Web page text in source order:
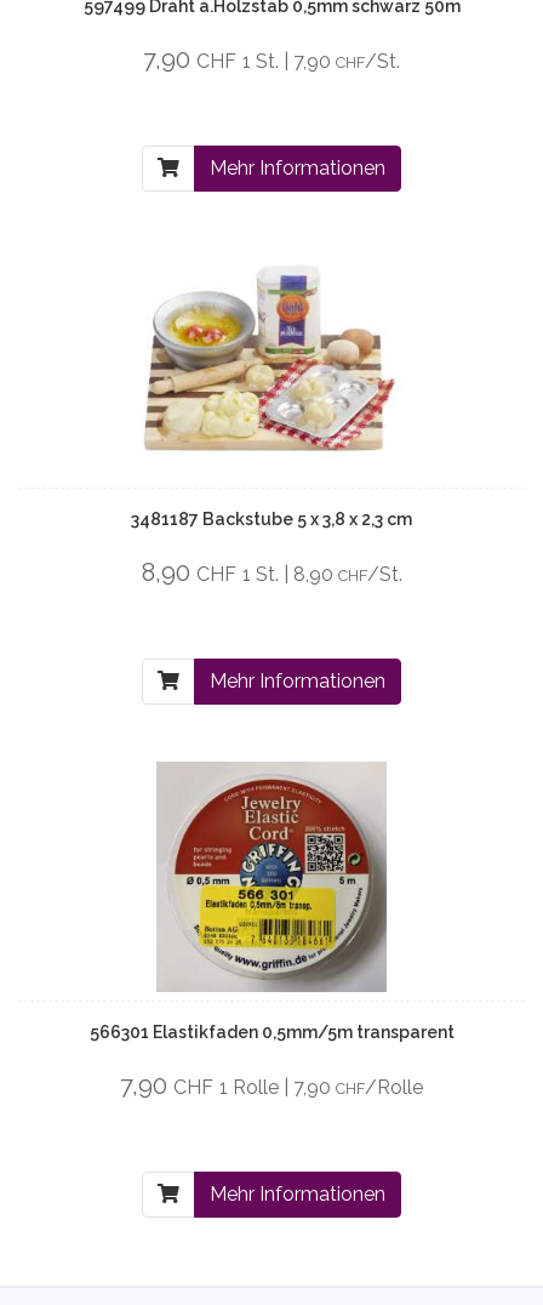
597499 Draht a.Holzstab 0,5mm schwarz 50m
7,90 CHF 1 St. | 7,90 CHF/St.
Mehr Informationen
3481187 Backstube 5 x 3,8 x 2,3 cm
8,90 CHF 1 St. | 8,90 CHF/St.
Mehr Informationen
566301 Elastikfaden 0,5mm/5m transparent
7,90 CHF 1 Rolle | 7,90 CHF/Rolle
Mehr Informationen